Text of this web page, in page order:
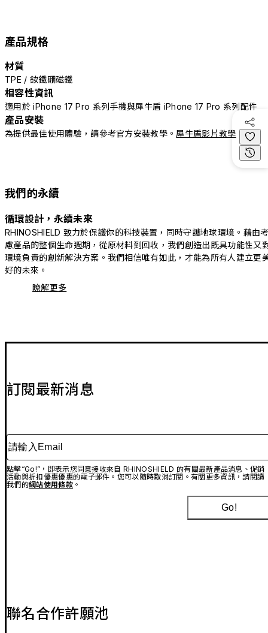
產品規格
材質
TPE / 釹鐵硼磁鐵
相容性資訊
適用於 iPhone 17 Pro 系列手機與犀牛盾 iPhone 17 Pro 系列配件
產品安裝
為提供最佳使用體驗，請參考官方安裝教學。 犀牛盾影片教學
我們的永續
循環設計，永續未來
RHINOSHIELD 致力於保護你的科技裝置，同時守護地球環境。藉由
慮產品的整個生命週期，從原材料到回收，我們創造出既具功能性又
環境負責的創新解決方案。我們相信唯有如此，才能為所有人建立更
好的未來。
瞭解更多
訂閱最新消息
請輸入Email
點擊“Go!”，即表示您同意接收來自 RHINOSHIELD 的有關最新產品消息、促銷
活動與折扣優惠優惠的電子郵件。您可以隨時取消訂閱。有關更多資訊，請閱讀
我們的網站使用條款。
Go!
聯名合作許願池